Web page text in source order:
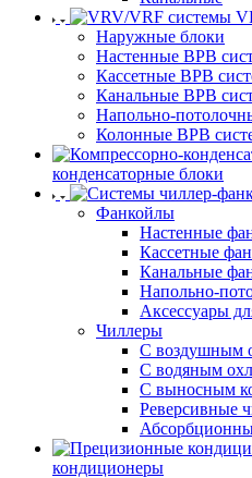
Наружные блоки
Настенные ВРВ
Кассетные ВРВ
Канальные ВРВ
Напольно-
Колонные ВРВ
конденсаторные блоки
Фанкойлы
Настенные
Кассетные
Канальные
Напольно-
Аксессуары
Чиллеры
С воздушным
С водяным
С выносным
Реверсивные
кондиционеры